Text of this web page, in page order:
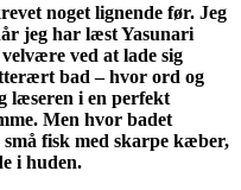
noget lignende før. Jeg
jeg har læst Yasunari
ved at lade sig
bad – hvor ord og
læseren i en perfekt
Men hvor badet
fisk med skarpe kæber,
i huden.